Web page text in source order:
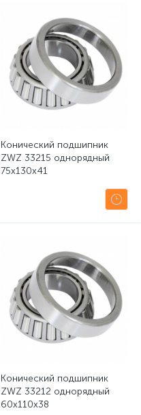
Конический подшипник
ZWZ 33215 однорядный
75x130x41
Конический подшипник
ZWZ 33212 однорядный
60x110x38